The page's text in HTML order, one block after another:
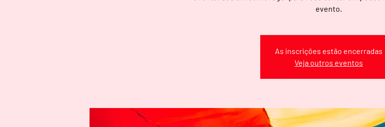
evento.
As inscrições estão encerradas
Veja outros eventos